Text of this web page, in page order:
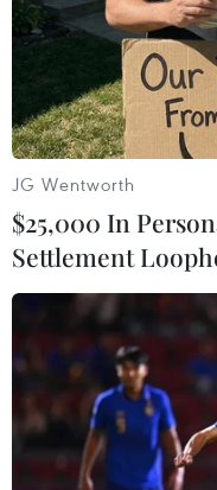
như Internet trên
phẩm không thân
trung công tác
đối, nâng cao chỉ
dụng nguồn lực…/.
JG Wentworth
$25,000 In
Settlement